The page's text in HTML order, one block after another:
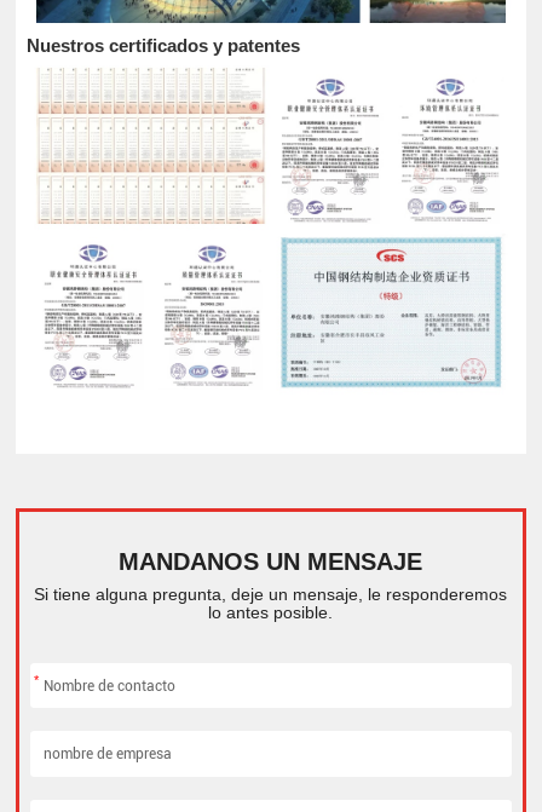
Nuestros certificados y patentes
MANDANOS UN MENSAJE
Si tiene alguna pregunta, deje un mensaje, le responderemos
lo antes posible.
*